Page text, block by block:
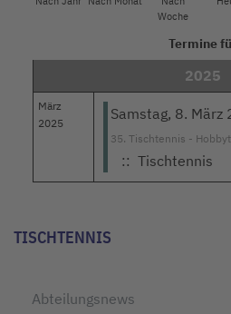
Woche
Termine
2025
März
2025
Samstag, 8.
35. Tischtennis -
:: Tischtennis
TISCHTENNIS
Abteilungsnews